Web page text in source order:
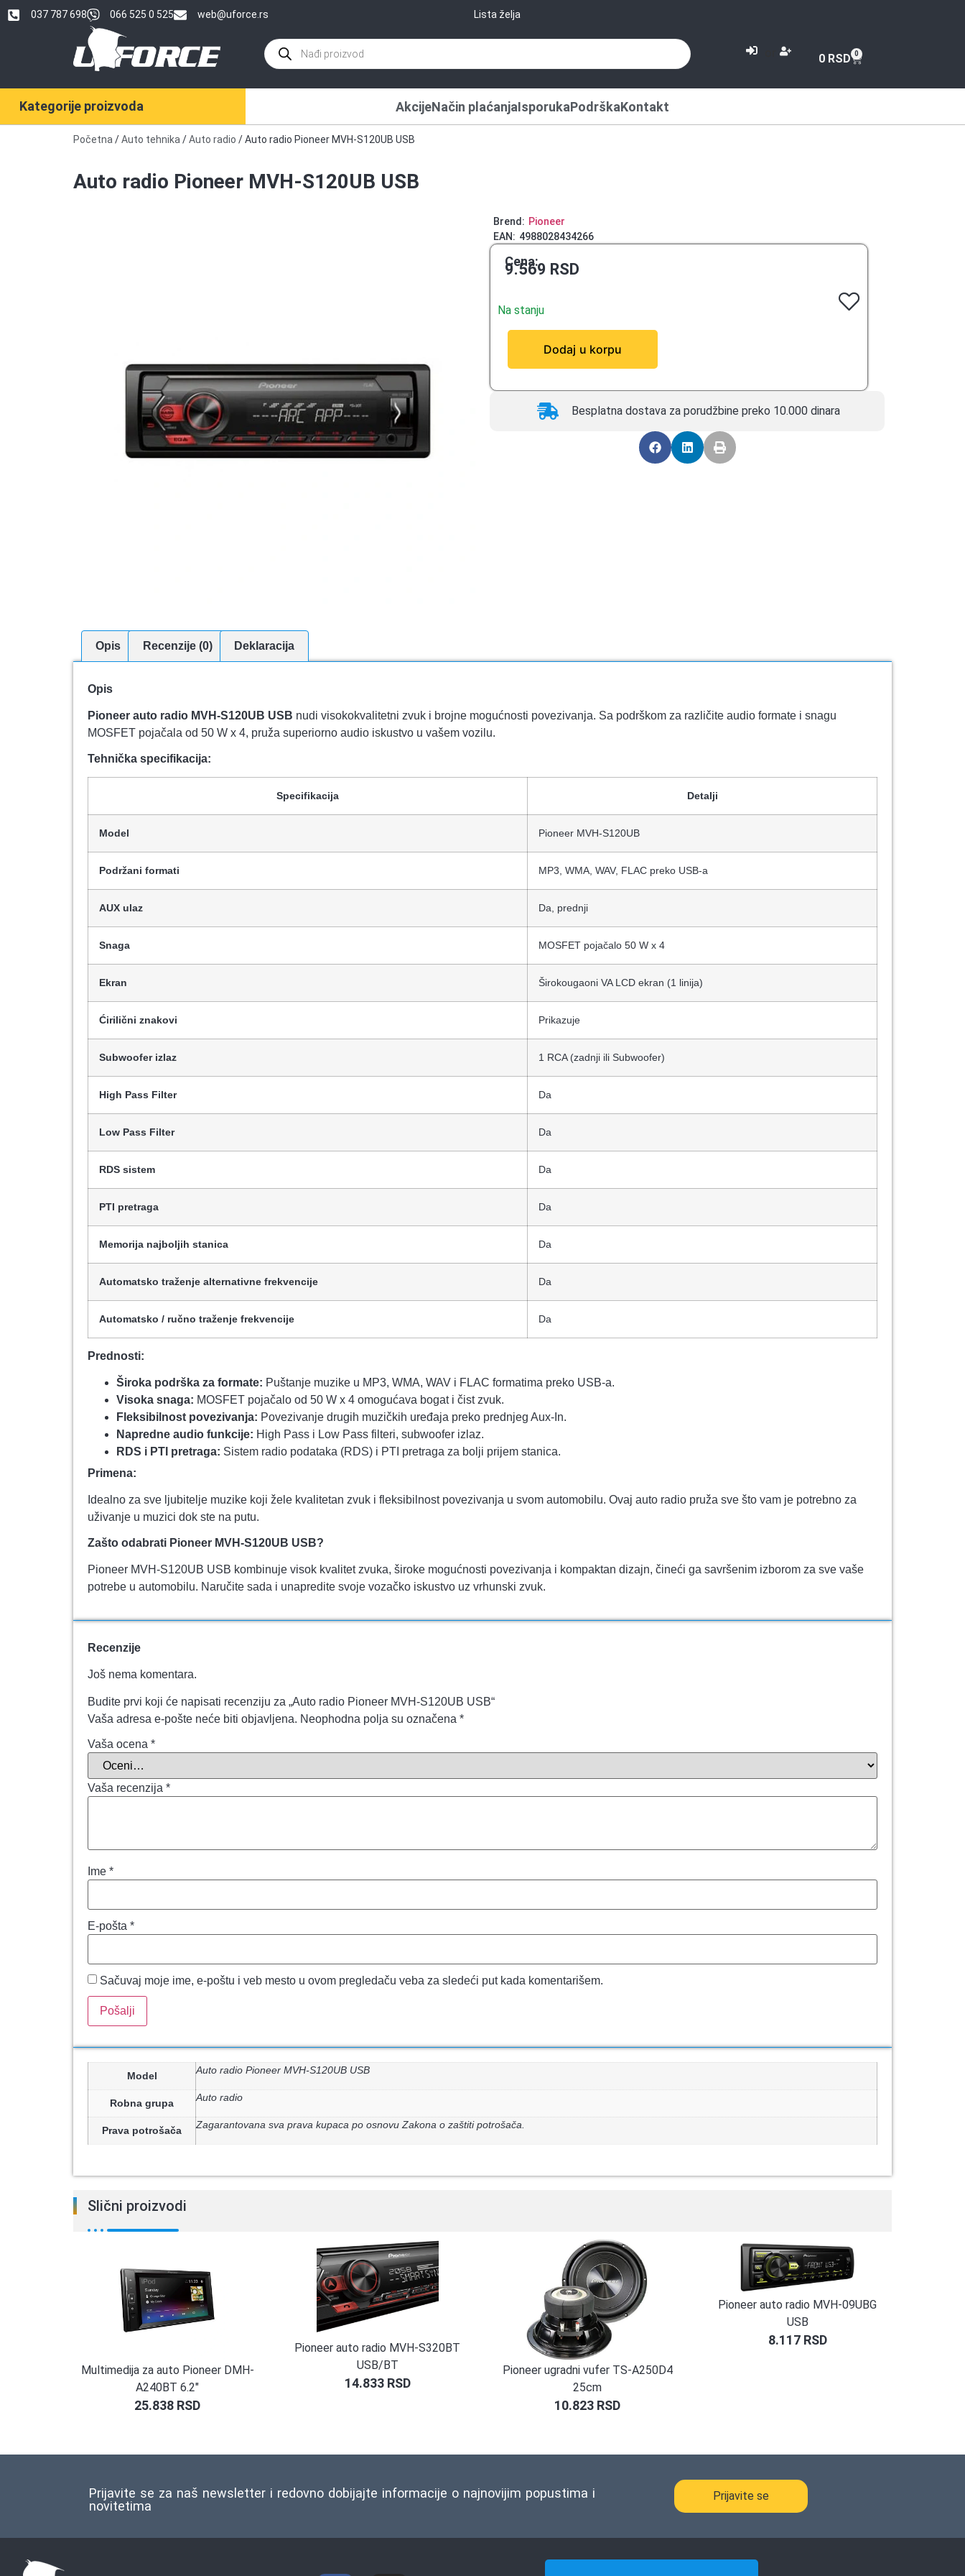
037 787 698 066 525 0 525 web@uforce.rs Lista želja
0 RSD 0
Kategorije proizvoda AkcijeNačin plaćanjaIsporukaPodrškaKontakt
Početna /Auto tehnika /Auto radio / Auto radio Pioneer MVH-S120UB USB
Auto radio Pioneer MVH-S120UB USB
Brend: Pioneer
EAN: 4988028434266
Cena:
9.569 RSD
Na stanju
Dodaj u korpu
Besplatna dostava za porudžbine preko 10.000 dinara
Opis Recenzije (0) Deklaracija
Opis
Pioneer auto radio MVH-S120UB USB nudi visokokvalitetni zvuk i brojne mogućnosti povezivanja. Sa podrškom za različite audio formate i snagu
MOSFET pojačala od 50 W x 4, pruža superiorno audio iskustvo u vašem vozilu.
Tehnička specifikacija:
Specifikacija Detalji
Model Pioneer MVH-S120UB
Podržani formati MP3, WMA, WAV, FLAC preko USB-a
AUX ulaz Da, prednji
Snaga MOSFET pojačalo 50 W x 4
Ekran Širokougaoni VA LCD ekran (1 linija)
Ćirilični znakovi Prikazuje
Subwoofer izlaz 1 RCA (zadnji ili Subwoofer)
High Pass Filter Da
Low Pass Filter Da
RDS sistem Da
PTI pretraga Da
Memorija najboljih stanica Da
Automatsko traženje alternativne frekvencije Da
Automatsko / ručno traženje frekvencije Da
Prednosti:
Široka podrška za formate: Puštanje muzike u MP3, WMA, WAV i FLAC formatima preko USB-a.
Visoka snaga: MOSFET pojačalo od 50 W x 4 omogućava bogat i čist zvuk.
Fleksibilnost povezivanja: Povezivanje drugih muzičkih uređaja preko prednjeg Aux-In.
Napredne audio funkcije: High Pass i Low Pass filteri, subwoofer izlaz.
RDS i PTI pretraga: Sistem radio podataka (RDS) i PTI pretraga za bolji prijem stanica.
Primena:
Idealno za sve ljubitelje muzike koji žele kvalitetan zvuk i fleksibilnost povezivanja u svom automobilu. Ovaj auto radio pruža sve što vam je potrebno za
uživanje u muzici dok ste na putu.
Zašto odabrati Pioneer MVH-S120UB USB?
Pioneer MVH-S120UB USB kombinuje visok kvalitet zvuka, široke mogućnosti povezivanja i kompaktan dizajn, čineći ga savršenim izborom za sve vaše
potrebe u automobilu. Naručite sada i unapredite svoje vozačko iskustvo uz vrhunski zvuk.
Recenzije
Još nema komentara.
Budite prvi koji će napisati recenziju za „Auto radio Pioneer MVH-S120UB USB“
Vaša adresa e-pošte neće biti objavljena. Neophodna polja su označena *
Vaša ocena *
Vaša recenzija *
Ime *
E-pošta *
Sačuvaj moje ime, e-poštu i veb mesto u ovom pregledaču veba za sledeći put kada komentarišem.
Model Auto radio Pioneer MVH-S120UB USB
Robna grupa Auto radio
Prava potrošača Zagarantovana sva prava kupaca po osnovu Zakona o zaštiti potrošača.
Slični proizvodi
Multimedija za auto Pioneer DMH-
A240BT 6.2″
25.838 RSD
Pioneer auto radio MVH-S320BT
USB/BT
14.833 RSD
Pioneer ugradni vufer TS-A250D4
25cm
10.823 RSD
Pioneer auto radio MVH-09UBG
USB
8.117 RSD
Prijavite se za naš newsletter i redovno dobijajte informacije o najnovijim popustima i
novitetima
Prijavite se